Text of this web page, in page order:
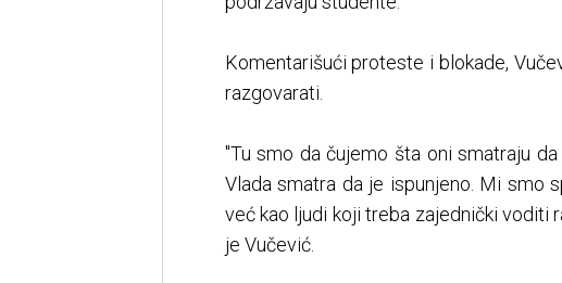
Komentarišući proteste i blokade,
razgovarati.
"Tu smo da čujemo šta oni smatraju
Vlada smatra da je ispunjeno. Mi smo
već kao ljudi koji treba zajednički voditi
je Vučević.